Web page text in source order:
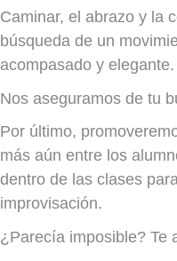
Caminar, el abrazo y la
búsqueda de un
acompasado y elegante.
Nos aseguramos de tu
Por último,
más aún entre los
dentro de las clases
improvisación.
¿Parecía imposible? Te